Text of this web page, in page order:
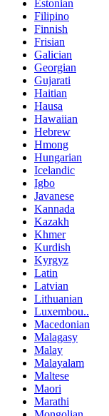
Estonian
Filipino
Finnish
Frisian
Galician
Georgian
Gujarati
Haitian
Hausa
Hawaiian
Hebrew
Hmong
Hungarian
Icelandic
Igbo
Javanese
Kannada
Kazakh
Khmer
Kurdish
Kyrgyz
Latin
Latvian
Lithuanian
Luxembou..
Macedonian
Malagasy
Malay
Malayalam
Maltese
Maori
Marathi